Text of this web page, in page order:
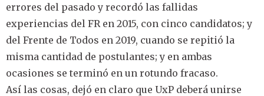
errores del pasado y recordó las fallidas
experiencias del FR en 2015, con cinco candidatos; y
del Frente de Todos en 2019, cuando se repitió la
misma cantidad de postulantes; y en ambas
ocasiones se terminó en un rotundo fracaso.
Así las cosas, dejó en claro que UxP deberá unirse